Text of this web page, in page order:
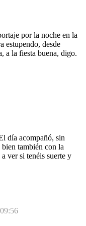
por la noche en la
estupendo, desde
a la fiesta buena, digo.
día acompañó, sin
también con la
ver si tenéis suerte y